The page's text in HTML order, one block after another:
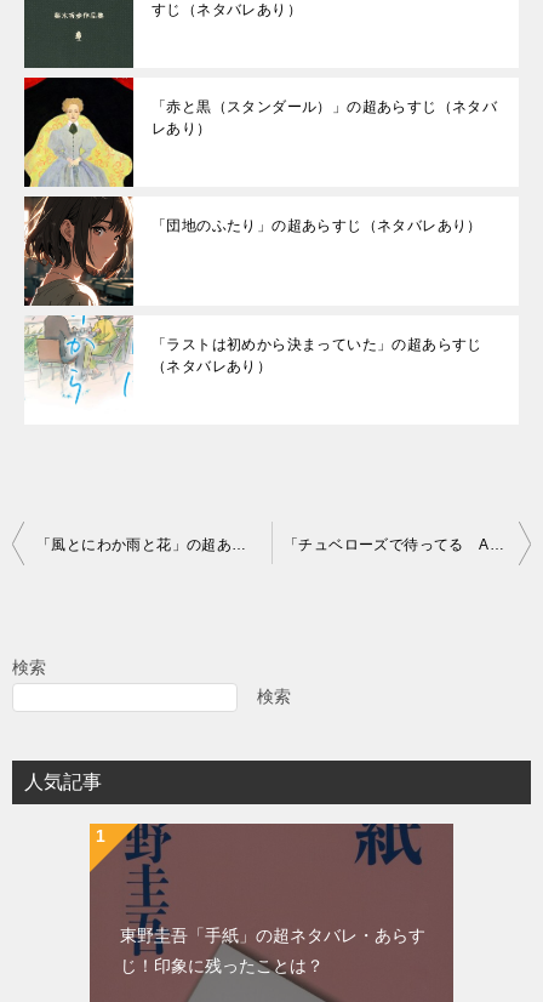
すじ（ネタバレあり）
「赤と黒（スタンダール）」の超あらすじ（ネタバ
レあり）
「団地のふたり」の超あらすじ（ネタバレあり）
「ラストは初めから決まっていた」の超あらすじ
（ネタバレあり）
投
ビ
シ
ョ
「風とにわか雨と花」の超あらすじ（ネタバレあり） 「チュベローズで待ってる AGE22」の超あらすじ（ネタバレあり）
検索
検索
人気記事
東野圭吾「手紙」の超ネタバレ・あらす
じ！印象に残ったことは？